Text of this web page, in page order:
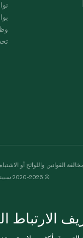
القوانين واللوائح أو
© 2020-2026 سبينس. كل الحقوق محفوظة
الارتباط